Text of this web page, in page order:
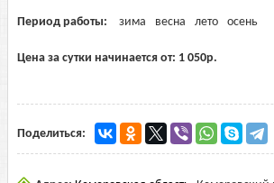
Период работы: зима весна лето осень
Цена за сутки начинается от: 1 050р.
Поделиться: